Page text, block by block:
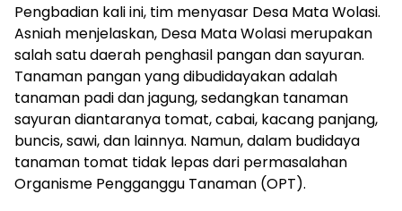
Pengbadian kali ini, tim menyasar Desa Mata Wolasi.
Asniah menjelaskan, Desa Mata Wolasi merupakan
salah satu daerah penghasil pangan dan sayuran.
Tanaman pangan yang dibudidayakan adalah
tanaman padi dan jagung, sedangkan tanaman
sayuran diantaranya tomat, cabai, kacang panjang,
buncis, sawi, dan lainnya. Namun, dalam budidaya
tanaman tomat tidak lepas dari permasalahan
Organisme Pengganggu Tanaman (OPT).